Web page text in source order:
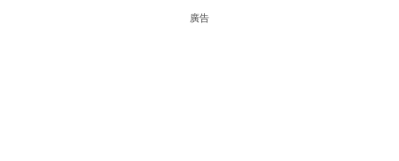
廣告